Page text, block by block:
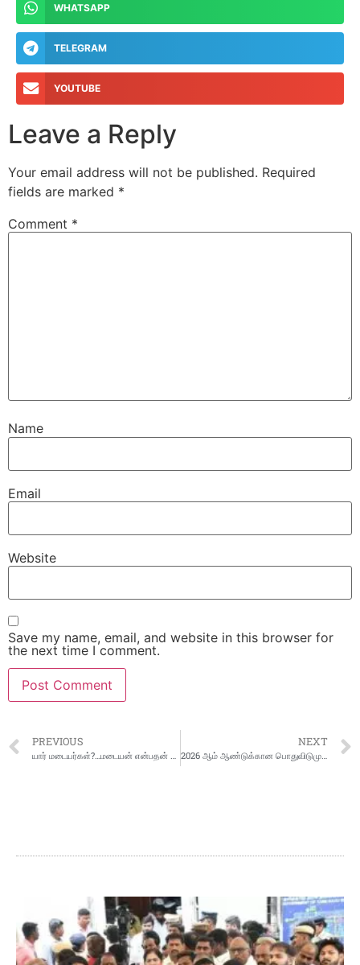
WHATSAPP
TELEGRAM
YOUTUBE
Leave a Reply
Your email address will not be published. Required
fields are marked *
Comment *
Name
Email
Website
Save my name, email, and website in this browser for
the next time I comment.
PREVIOUS NEXT
2026 ஆம் ஆண்டுக்கான பொதுவிடுமுறை தேதிகள் அறிவிப்பு